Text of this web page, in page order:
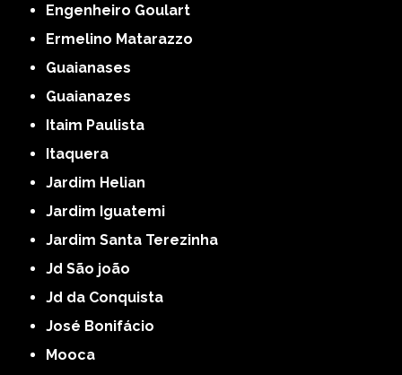
Engenheiro Goulart
Ermelino Matarazzo
Guaianases
Guaianazes
Itaim Paulista
Itaquera
Jardim Helian
Jardim Iguatemi
Jardim Santa Terezinha
Jd São joão
Jd da Conquista
José Bonifácio
Mooca